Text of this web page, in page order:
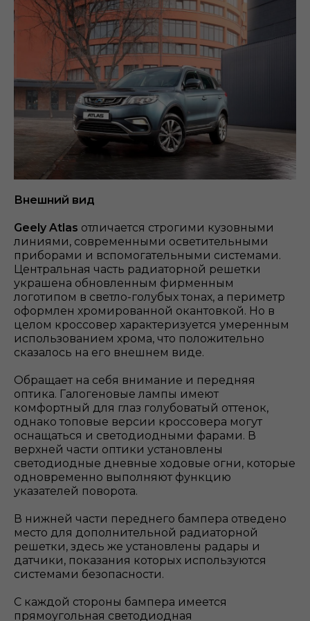
Внешний вид
Geely Atlas отличается строгими кузовными
линиями, современными осветительными
приборами и вспомогательными системами.
Центральная часть радиаторной решетки
украшена обновленным фирменным
логотипом в светло-голубых тонах, а периметр
оформлен хромированной окантовкой. Но в
целом кроссовер характеризуется умеренным
использованием хрома, что положительно
сказалось на его внешнем виде.
Обращает на себя внимание и передняя
оптика. Галогеновые лампы имеют
комфортный для глаз голубоватый оттенок,
однако топовые версии кроссовера могут
оснащаться и светодиодными фарами. В
верхней части оптики установлены
светодиодные дневные ходовые огни, которые
одновременно выполняют функцию
указателей поворота.
В нижней части переднего бампера отведено
место для дополнительной радиаторной
решетки, здесь же установлены радары и
датчики, показания которых используются
системами безопасности.
С каждой стороны бампера имеется
прямоугольная светодиодная